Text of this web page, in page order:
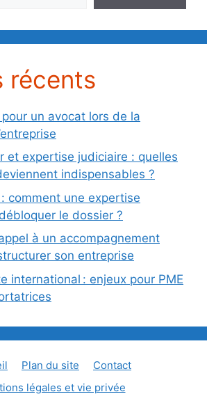
récents
un avocat lors de la
et expertise judiciaire : quelles
indispensables ?
comment une expertise
le dossier ?
à un accompagnement
son entreprise
international : enjeux pour PME
Plan du site
Contact
légales et vie privée